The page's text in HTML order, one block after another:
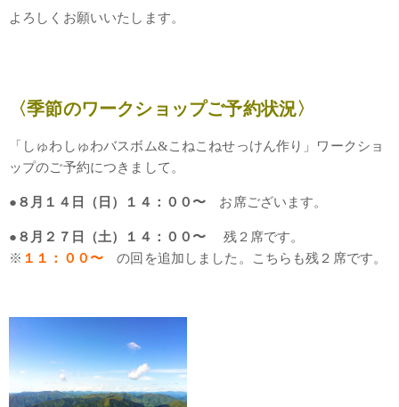
よろしくお願いいたします。
〈季節のワークショップご予約状況〉
「しゅわしゅわバスボム&こねこねせっけん作り」ワークショ
ップのご予約につきまして。
●８月１４日（日）１４：００〜 お席ございます。
●８月２７日（土）１４：００〜 残２席です。
※ １１：００〜 の回を追加しました。こちらも残２席です。